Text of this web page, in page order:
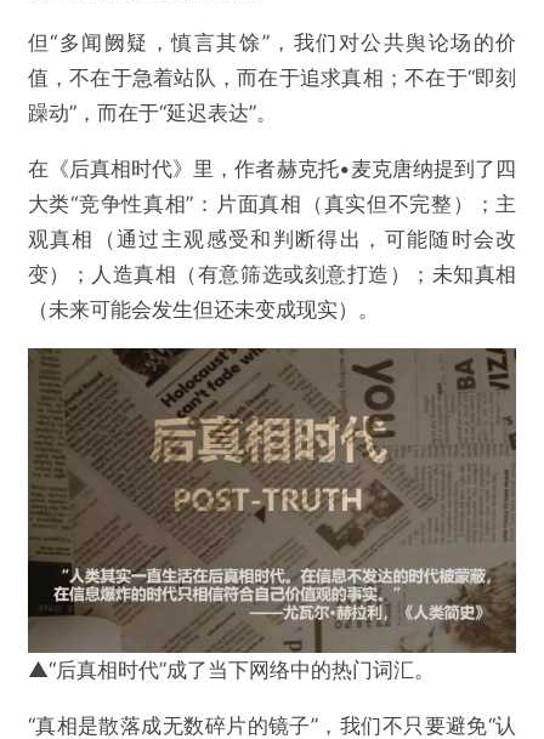
但“多闻阙疑，慎言其馀”，我们对公共舆论场的价
值，不在于急着站队，而在于追求真相；不在于“即刻
躁动”，而在于“延迟表达”。
在《后真相时代》里，作者赫克托•麦克唐纳提到了四
大类“竞争性真相”：片面真相（真实但不完整）；主
观真相（通过主观感受和判断得出，可能随时会改
变）；人造真相（有意筛选或刻意打造）；未知真相
（未来可能会发生但还未变成现实）。
▲“后真相时代”成了当下网络中的热门词汇。
“真相是散落成无数碎片的镜子”，我们不只要避免“认